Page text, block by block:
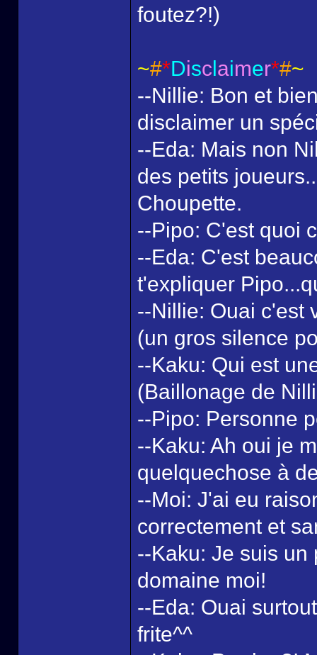
foutez?!)
~#*Disclaimer*#~
--Nillie: Bon et
disclaimer un
--Eda: Mais non
des petits
Choupette.
--Pipo: C'est quoi
--Eda: C'est
t'expliquer
--Nillie: Ouai c'est
(un gros silence
--Kaku: Qui est
(Baillonage de
--Pipo: Personne
--Kaku: Ah oui je
quelquechose à
--Moi: J'ai eu
correctement et
--Kaku: Je suis
domaine moi!
--Eda: Ouai
frite^^